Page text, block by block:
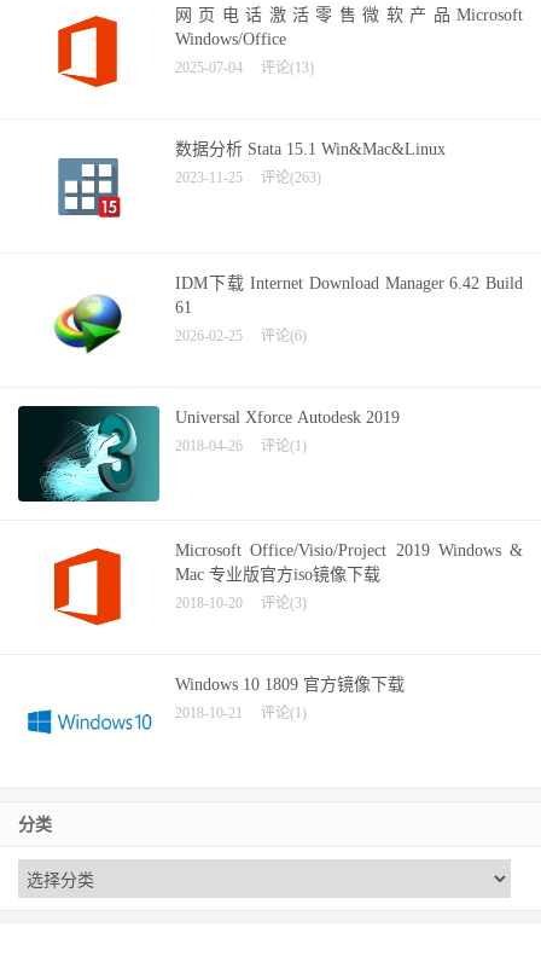
网页电话激活零售微软产品Microsoft
Windows/Office
2025-07-04 评论(13)
数据分析 Stata 15.1 Win&Mac&Linux
2023-11-25 评论(263)
IDM下载 Internet Download Manager 6.42 Build
61
2026-02-25 评论(6)
Universal Xforce Autodesk 2019
2018-04-26 评论(1)
Microsoft Office/Visio/Project 2019 Windows &
Mac 专业版官方iso镜像下载
2018-10-20 评论(3)
Windows 10 1809 官方镜像下载
2018-10-21 评论(1)
分类